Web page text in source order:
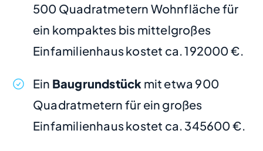
500 Quadratmetern Wohnfläche für
ein kompaktes bis mittelgroßes
Einfamilienhaus kostet ca. 192000 €.
Ein Baugrundstück mit etwa 900
Quadratmetern für ein großes
Einfamilienhaus kostet ca. 345600 €.